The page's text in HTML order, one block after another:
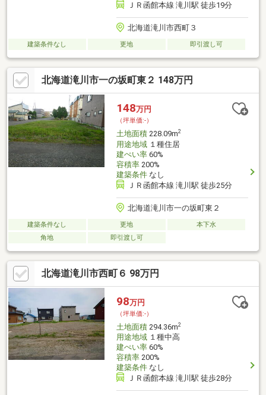
ＪＲ函館本線 滝川駅 徒歩19分
北海道滝川市西町３
建築条件なし 更地 即引渡し可
北海道滝川市一の坂町東２ 148万円
148万円
（坪単価:-）
土地面積228.09m2
用途地域１種住居
建ぺい率60%
容積率200%
建築条件なし
ＪＲ函館本線 滝川駅 徒歩25分
北海道滝川市一の坂町東２
建築条件なし 更地
本下水
角地
即引渡し可
北海道滝川市西町６ 98万円
98万円
（坪単価:-）
土地面積294.36m2
用途地域１種中高
建ぺい率60%
容積率200%
建築条件なし
ＪＲ函館本線 滝川駅 徒歩28分